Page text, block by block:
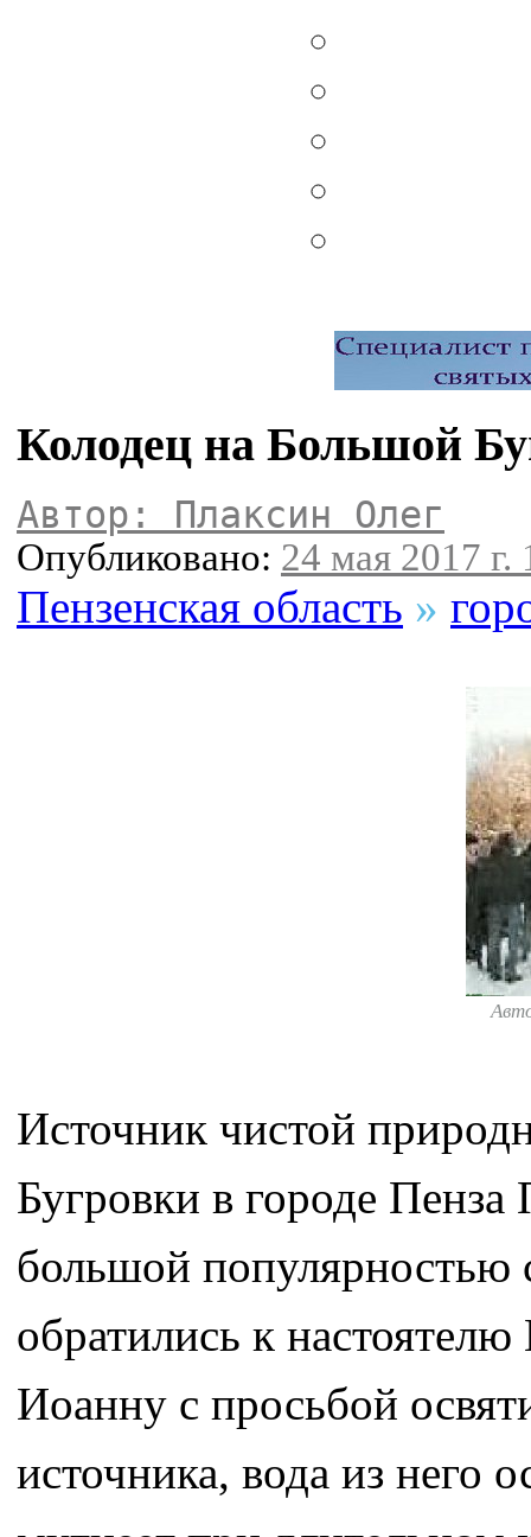
Колодец на Большой
Автор: Плаксин Олег
Опубликовано: 24 мая 2017 г.
Пензенская область »
Источник чистой
Бугровки в городе Пенза
большой
обратились к
Иоанну с просьбой
источника, вода из него